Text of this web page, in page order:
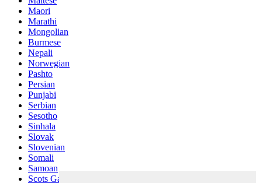
Maori
Marathi
Mongolian
Burmese
Nepali
Norwegian
Pashto
Persian
Punjabi
Serbian
Sesotho
Sinhala
Slovak
Slovenian
Somali
Samoan
Scots Gaelic